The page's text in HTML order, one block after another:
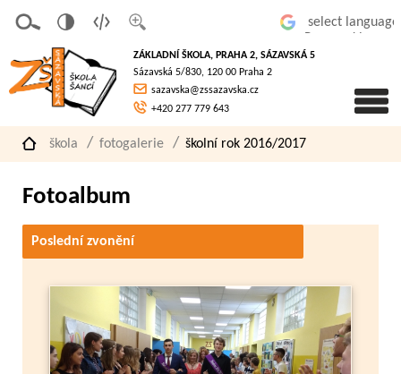
písmo
á
verze
pro
slaboz
raké
ZÁKLADNÍ ŠKOLA, PRAHA 2, SÁZAVSKÁ 5
Sázavská 5/830, 120 00 Praha 2
sazavska@zssazavska.cz
+420 277 779 643
škola fotogalerie školní rok 2016/2017
Fotoalbum
Poslední zvonění